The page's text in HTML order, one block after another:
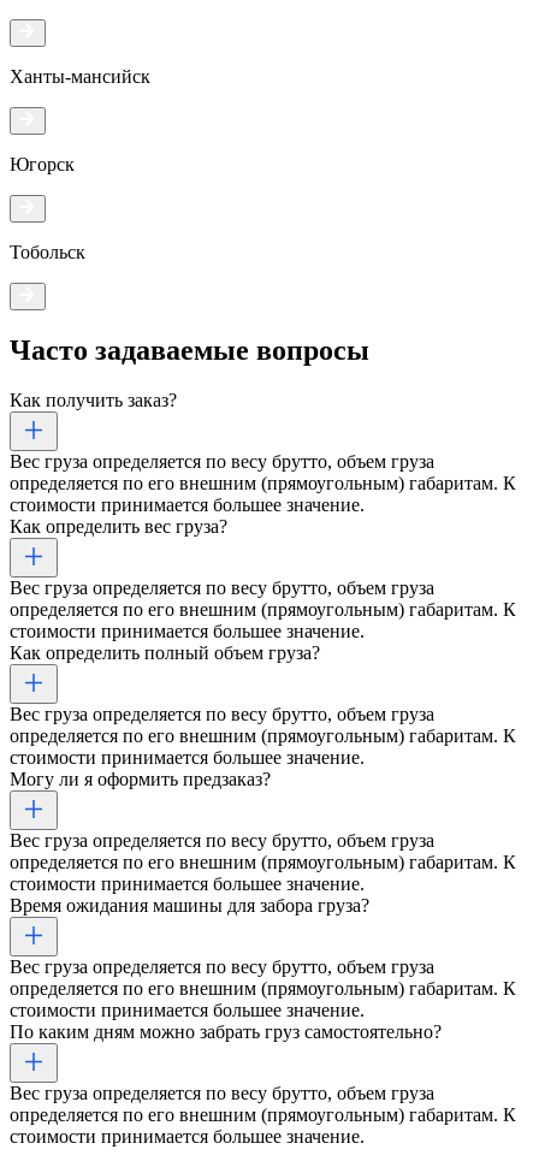
Ханты-мансийск
Югорск
Тобольск
Часто задаваемые вопросы
Как получить заказ?
Вес груза определяется по весу брутто, объем груза
определяется по его внешним (прямоугольным) габаритам. К
стоимости принимается большее значение.
Как определить вес груза?
Вес груза определяется по весу брутто, объем груза
определяется по его внешним (прямоугольным) габаритам. К
стоимости принимается большее значение.
Как определить полный объем груза?
Вес груза определяется по весу брутто, объем груза
определяется по его внешним (прямоугольным) габаритам. К
стоимости принимается большее значение.
Могу ли я оформить предзаказ?
Вес груза определяется по весу брутто, объем груза
определяется по его внешним (прямоугольным) габаритам. К
стоимости принимается большее значение.
Время ожидания машины для забора груза?
Вес груза определяется по весу брутто, объем груза
определяется по его внешним (прямоугольным) габаритам. К
стоимости принимается большее значение.
По каким дням можно забрать груз самостоятельно?
Вес груза определяется по весу брутто, объем груза
определяется по его внешним (прямоугольным) габаритам. К
стоимости принимается большее значение.